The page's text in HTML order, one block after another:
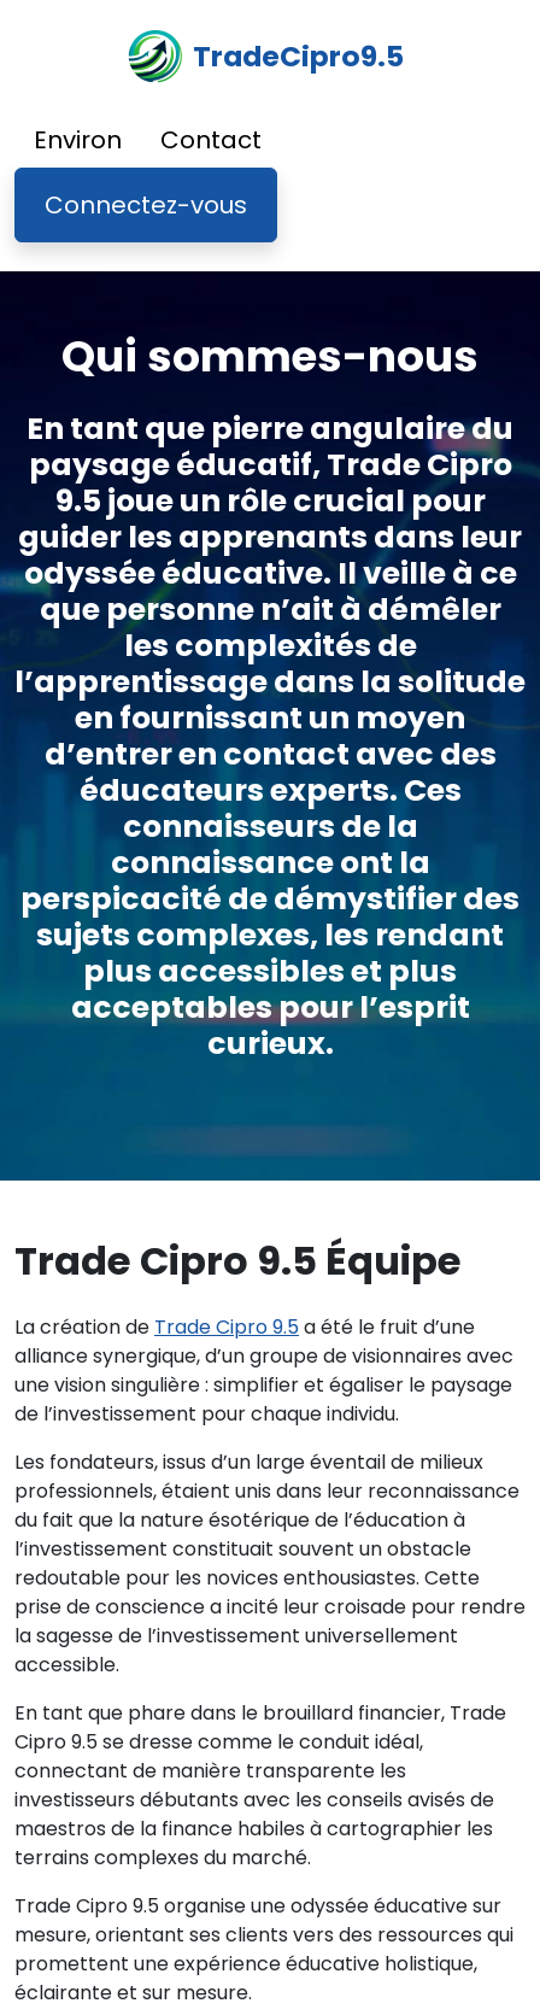
TradeCipro9.5
Environ
Contact
Connectez-vous
Qui sommes-nous
En tant que pierre angulaire du
paysage éducatif, Trade Cipro
9.5 joue un rôle crucial pour
guider les apprenants dans leur
odyssée éducative. Il veille à ce
que personne n’ait à démêler
les complexités de
l’apprentissage dans la solitude
en fournissant un moyen
d’entrer en contact avec des
éducateurs experts. Ces
connaisseurs de la
connaissance ont la
perspicacité de démystifier des
sujets complexes, les rendant
plus accessibles et plus
acceptables pour l’esprit
curieux.
Trade Cipro 9.5 Équipe
La création de Trade Cipro 9.5a été le fruit d’une
alliance synergique, d’un groupe de visionnaires avec
une vision singulière : simplifier et égaliser le paysage
de l’investissement pour chaque individu.
Les fondateurs, issus d’un large éventail de milieux
professionnels, étaient unis dans leur reconnaissance
du fait que la nature ésotérique de l’éducation à
l’investissement constituait souvent un obstacle
redoutable pour les novices enthousiastes. Cette
prise de conscience a incité leur croisade pour rendre
la sagesse de l’investissement universellement
accessible.
En tant que phare dans le brouillard financier, Trade
Cipro 9.5 se dresse comme le conduit idéal,
connectant de manière transparente les
investisseurs débutants avec les conseils avisés de
maestros de la finance habiles à cartographier les
terrains complexes du marché.
Trade Cipro 9.5 organise une odyssée éducative sur
mesure, orientant ses clients vers des ressources qui
promettent une expérience éducative holistique,
éclairante et sur mesure.